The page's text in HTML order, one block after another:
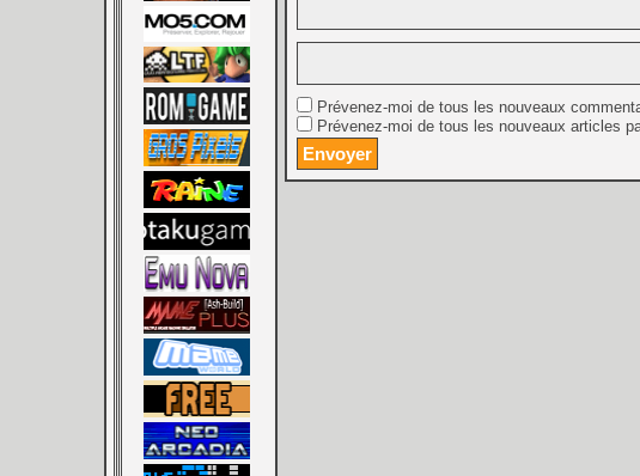
Prévenez-moi de tous les nouveaux
Prévenez-moi de tous les nouveaux articles